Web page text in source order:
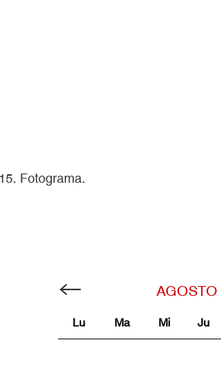
Fotograma.
AGOSTO
Lu Ma Mi Ju